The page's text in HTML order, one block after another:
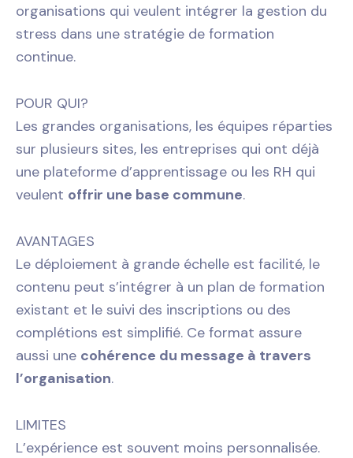
organisations qui veulent intégrer la gestion du
stress dans une stratégie de formation
continue.
POUR QUI?
Les grandes organisations, les équipes réparties
sur plusieurs sites, les entreprises qui ont déjà
une plateforme d’apprentissage ou les RH qui
veulent offrir une base commune.
AVANTAGES
Le déploiement à grande échelle est facilité, le
contenu peut s’intégrer à un plan de formation
existant et le suivi des inscriptions ou des
complétions est simplifié. Ce format assure
aussi une cohérence du message à travers
l’organisation.
LIMITES
L’expérience est souvent moins personnalisée.